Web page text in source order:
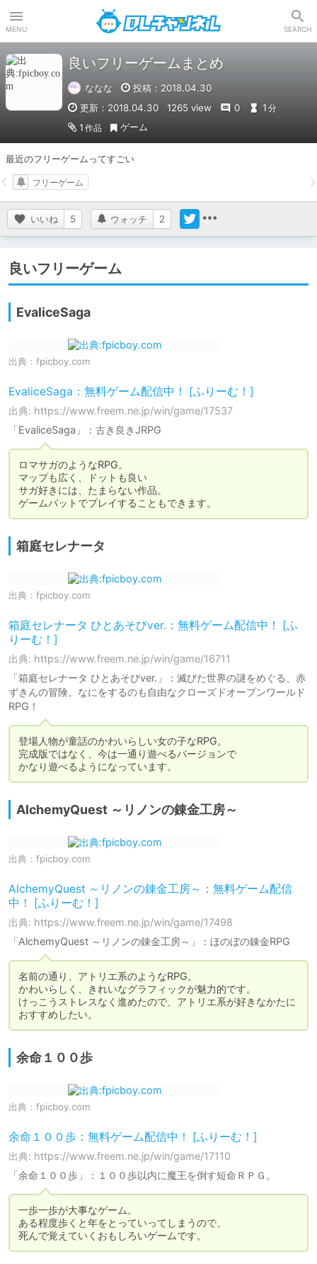
MENU SEARCH
良いフリーゲームまとめ
ななな
投稿：2018.04.30
更新：2018.04.30
1265 view 0 1 分
1 作品 ゲーム
最近のフリーゲームってすごい
いいね 5 ウォッチ 2
フリーゲーム
良いフリーゲーム
EvaliceSaga
出典： fpicboy.com
EvaliceSaga：無料ゲーム配信中！ [ふりーむ！]
出典: https://www.freem.ne.jp/win/game/17537
「EvaliceSaga」：古き良きJRPG
ロマサガのようなRPG。
マップも広く、ドットも良い
サガ好きには、たまらない作品。
箱庭セレナータ
出典： fpicboy.com
箱庭セレナータ ひとあそびver.：無料ゲーム配信中！ [ふ
りーむ！]
出典: https://www.freem.ne.jp/win/game/16711
「箱庭セレナータ ひとあそびver.」：滅びた世界の謎をめぐる、赤
ずきんの冒険。なにをするのも自由なクローズドオープンワールド
RPG！
登場人物が童話のかわいらしい女の子なRPG。
完成版ではなく、今は一通り遊べるバージョンで
かなり遊べるようになっています。
AlchemyQuest ～リノンの錬金工房～
出典： fpicboy.com
AlchemyQuest ～リノンの錬金工房～：無料ゲーム配信
中！ [ふりーむ！]
出典: https://www.freem.ne.jp/win/game/17498
「AlchemyQuest ～リノンの錬金工房～」：ほのぼの錬金RPG
名前の通り、アトリエ系のようなRPG。
かわいらしく、きれいなグラフィックが魅力的です。
けっこうストレスなく進めたので、アトリエ系が好きなかたに
おすすめしたい。
余命１００歩
出典： fpicboy.com
余命１００歩：無料ゲーム配信中！ [ふりーむ！]
出典: https://www.freem.ne.jp/win/game/17110
「余命１００歩」：１００歩以内に魔王を倒す短命ＲＰＧ。
一歩一歩が大事なゲーム。
ある程度歩くと年をとっていってしまうので、
死んで覚えていくおもしろいゲームです。